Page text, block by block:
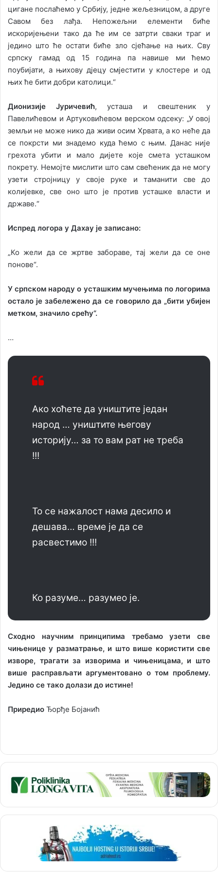
цигане послаћемо у Србију, једне жељезницом, а друге
Савом без лађа. Непожељни елементи биће
искоријењени тако да ће им се затрти сваки траг и
једино што ће остати биће зло сјећање на њих. Сву
српску гамад од 15 година па навише ми ћемо
поубијати, а њихову дјецу смјестити у клостере и од
њих ће бити добри католици.“
Дионизије Јуричевић, усташа и свештеник у
Павелићевом и Артуковићевом верском одсеку: „У овој
земљи не може нико да живи осим Хрвата, а ко неће да
се покрсти ми знадемо куда ћемо с њим. Данас није
грехота убити и мало дијете које смета усташком
покрету. Немојте мислити што сам свећеник да не могу
узети стројницу у своје руке и таманити све до
колијевке, све оно што је против усташке власти и
државе.“
Испред логора у Дахау је записано:
„Ко жели да се жртве забораве, тај жели да се оне
понове“.
У српском народу о усташким мучењима по логорима
остало је забележено да се говорило да „бити убијен
метком, значило срећу“.
…
Ако хоћете да уништите један
народ … уништите његову
историју… за то вам рат не треба
!!!
То се нажалост нама десило и
дешава… време је да се
расвестимо !!!
Ко разуме… разумео је.
Сходно научним принципима требамо узети све
чињенице у разматрање, и што више користити све
изворе, трагати за изворима и чињеницама, и што
више расправљати аргументовано о том проблему.
Једино се тако долази до истине!
Приредио Ђорђе Бојанић